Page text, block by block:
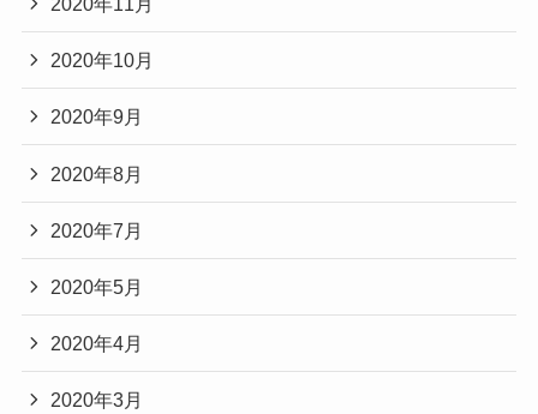
2020年10月
2020年9月
2020年8月
2020年7月
2020年5月
2020年4月
2020年3月